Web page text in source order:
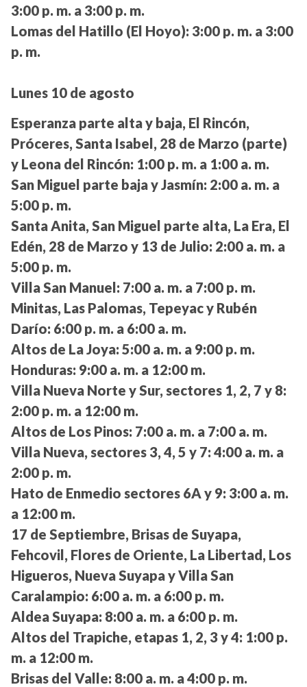
3:00 p. m. a 3:00 p. m.
Lomas del Hatillo (El Hoyo): 3:00 p. m. a 3:00
p. m.
Lunes 10 de agosto
Esperanza parte alta y baja, El Rincón,
Próceres, Santa Isabel, 28 de Marzo (parte)
y Leona del Rincón: 1:00 p. m. a 1:00 a. m.
San Miguel parte baja y Jasmín: 2:00 a. m. a
5:00 p. m.
Santa Anita, San Miguel parte alta, La Era, El
Edén, 28 de Marzo y 13 de Julio: 2:00 a. m. a
5:00 p. m.
Villa San Manuel: 7:00 a. m. a 7:00 p. m.
Minitas, Las Palomas, Tepeyac y Rubén
Darío: 6:00 p. m. a 6:00 a. m.
Altos de La Joya: 5:00 a. m. a 9:00 p. m.
Honduras: 9:00 a. m. a 12:00 m.
Villa Nueva Norte y Sur, sectores 1, 2, 7 y 8:
2:00 p. m. a 12:00 m.
Altos de Los Pinos: 7:00 a. m. a 7:00 a. m.
Villa Nueva, sectores 3, 4, 5 y 7: 4:00 a. m. a
2:00 p. m.
Hato de Enmedio sectores 6A y 9: 3:00 a. m.
a 12:00 m.
17 de Septiembre, Brisas de Suyapa,
Fehcovil, Flores de Oriente, La Libertad, Los
Higueros, Nueva Suyapa y Villa San
Caralampio: 6:00 a. m. a 6:00 p. m.
Aldea Suyapa: 8:00 a. m. a 6:00 p. m.
Altos del Trapiche, etapas 1, 2, 3 y 4: 1:00 p.
m. a 12:00 m.
Brisas del Valle: 8:00 a. m. a 4:00 p. m.